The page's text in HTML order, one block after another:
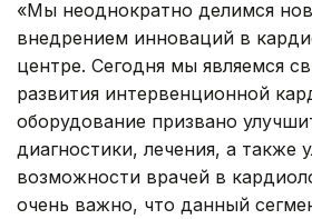
«Мы неоднократно делимся
внедрением инноваций в
центре. Сегодня мы являемся
развития интервенционной
оборудование призвано
диагностики, лечения, а также
возможности врачей в
очень важно, что данный